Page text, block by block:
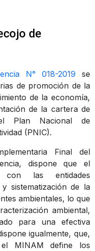
de
N° 018-2019 se
de promoción de la
de la economía,
de la cartera de
Plan Nacional de
(PNIC).
Final del
dispone que el
con las entidades
sistematización de la
ambientales, lo que
ambiental,
para una efectiva
igualmente, que,
el MINAM define los